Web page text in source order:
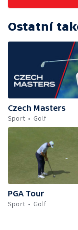
Ostatní
Czech Masters
Sport
Golf
PGA Tour
Sport
Golf